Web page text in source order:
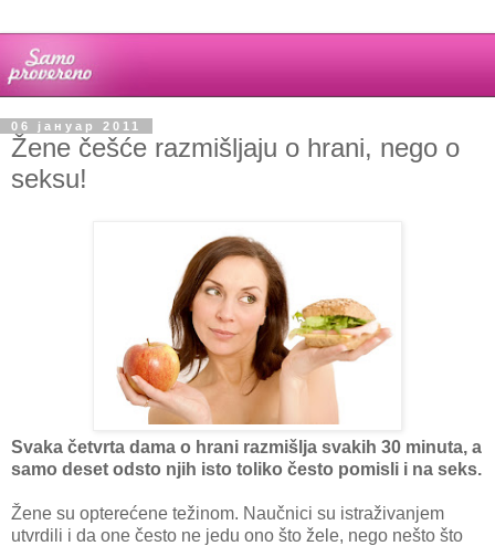
06 јануар 2011
Žene češće razmišljaju o hrani, nego o
seksu!
Svaka četvrta dama o hrani razmišlja svakih 30 minuta, a
samo deset odsto njih isto toliko često pomisli i na seks.
Žene su opterećene težinom. Naučnici su istraživanjem
utvrdili i da one često ne jedu ono što žele, nego nešto što